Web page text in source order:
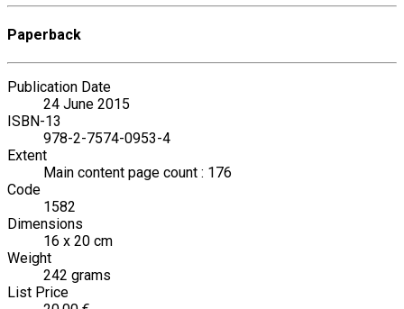
Paperback
Publication Date
24 June 2015
ISBN-13
978-2-7574-0953-4
Extent
Main content page count : 176
Code
1582
Dimensions
16 x 20 cm
Weight
242 grams
List Price